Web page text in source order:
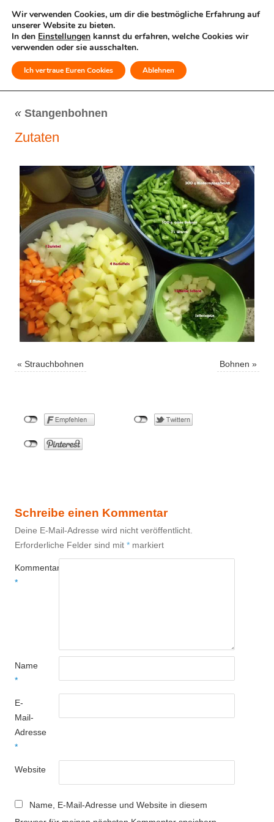
MENÜ
« Stangenbohnen
Zutaten
« Strauchbohnen Bohnen »
Schreibe einen Kommentar
Deine E-Mail-Adresse wird nicht veröffentlicht.
Erforderliche Felder sind mit * markiert
Kommentar
*
Name
*
E-
Mail-
Adresse
*
Website
Name, E-Mail-Adresse und Website in diesem
Wir verwenden Cookies, um dir die bestmögliche Erfahrung auf
unserer Website zu bieten.
In den Einstellungen kannst du erfahren, welche Cookies wir
verwenden oder sie ausschalten.
Ich vertraue Euren Cookies Ablehnen